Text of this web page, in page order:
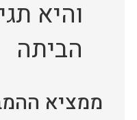
והיא
הביתה
ממציא